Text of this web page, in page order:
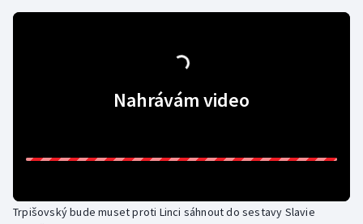
Lyže a snowboard
Nahrávám video
Trpišovský bude muset proti Linci sáhnout do sestavy Slavie